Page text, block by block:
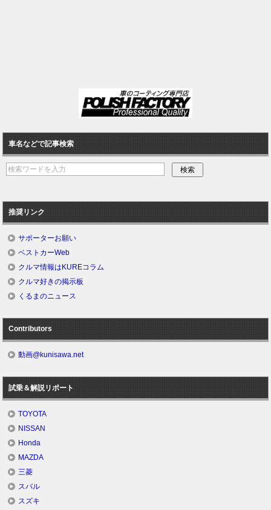
車名などで記事検索
推奨リンク
サポーターお願い
ベストカーWeb
クルマ情報はKUREコラム
クルマ好きの掲示板
くるまのニュース
Contributors
動画@kunisawa.net
試乗＆解説リポート
TOYOTA
NISSAN
Honda
MAZDA
三菱
スバル
スズキ